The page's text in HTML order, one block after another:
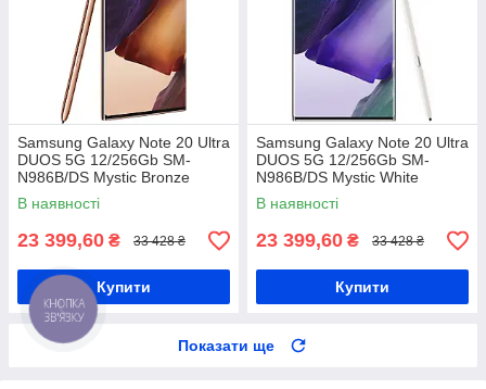
Samsung Galaxy Note 20 Ultra
DUOS 5G 12/256Gb SM-
N986B/DS Mystic Bronze
Samsung Exynos 990 + 4300
мАг
В наявності
23 399,60 ₴ 33 428 ₴
Купити
Samsung Galaxy Note 20 Ultra
DUOS 5G 12/256Gb SM-
N986B/DS Mystic White
Samsung Exynos 990 + 4300
мАг
В наявності
23 399,60 ₴ 33 428 ₴
Купити
Показати ще
КНОПКА
ЗВ'ЯЗКУ